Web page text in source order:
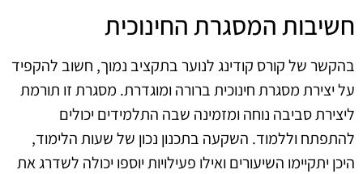
חשיבות המסגרת החינוכית
בהקשר של קורס קודינג לנוער בתקציב נמוך, חשוב להקפיד
על יצירת מסגרת חינוכית ברורה ומוגדרת. מסגרת זו תורמת
ליצירת סביבה נוחה ומזמינה שבה התלמידים יכולים
להתפתח וללמוד. השקעה בתכנון נכון של שעות הלימוד,
היכן יתקיימו השיעורים ואילו פעילויות יוספו יכולה לשדרג את